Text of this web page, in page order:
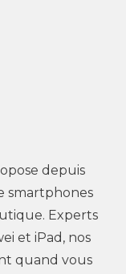
depuis
smartphones
Experts
et iPad, nos
quand vous